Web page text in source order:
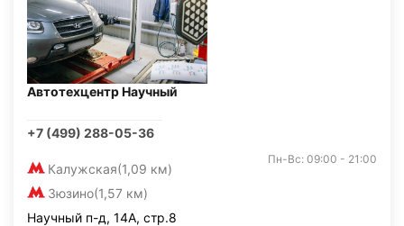
Автотехцентр Научный
+7 (499) 288-05-36
Калужская(1,09 км)
Зюзино(1,57 км)
Пн-Вс: 09:00 - 21:00
Научный п-д, 14А, стр.8